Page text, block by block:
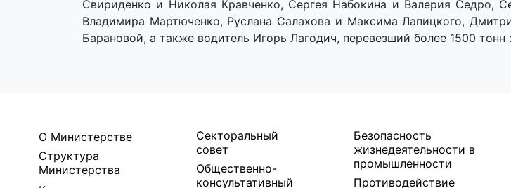
Свириденко и Николая Кравченко, Сергея Набокина и Валерия Седро,
Владимира Мартюченко, Руслана Салахова и Максима Лапицкого,
Барановой, а также водитель Игорь Лагодич, перевезший более 1500 тонн
О Министерстве
Структура
Министерства
Секторальный
совет
Общественно-
консультативный
Безопасность
жизнедеятельности в
промышленности
Противодействие